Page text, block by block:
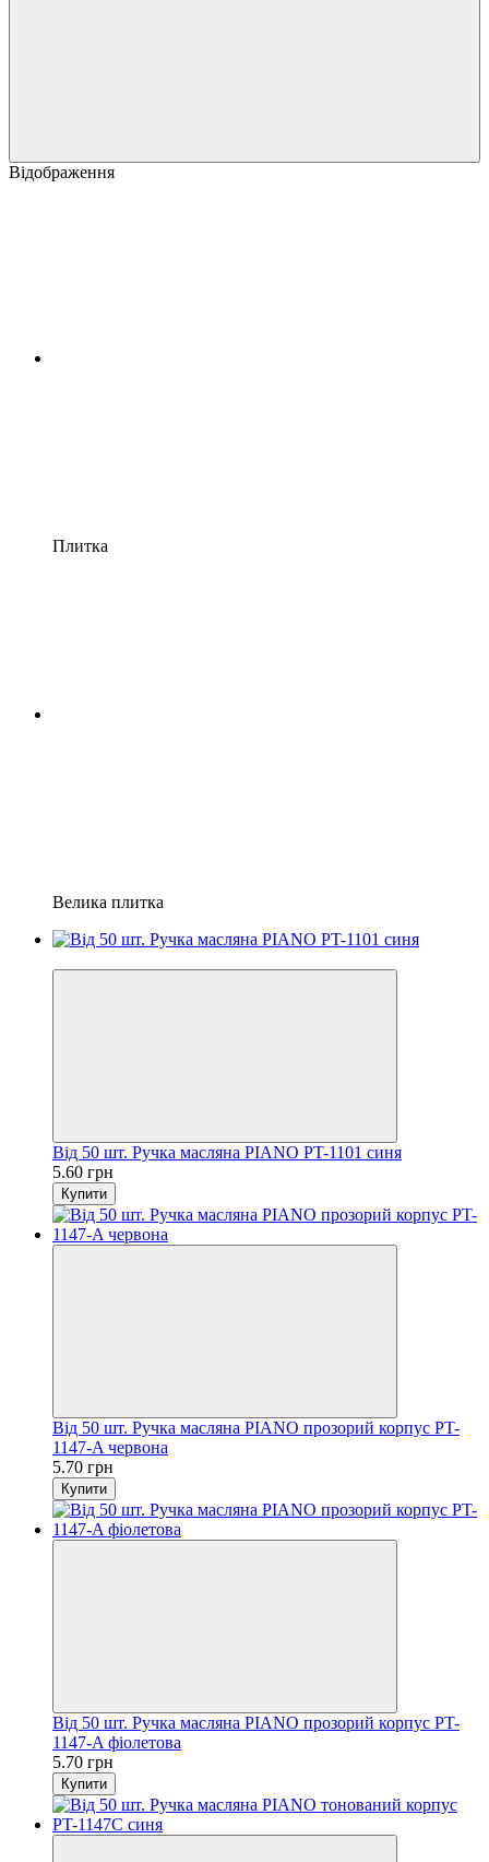
Відображення
Плитка
Велика плитка
Від 50 шт. Ручка масляна PIANO PT-1101 синя
5.60 грн
Купити
Від 50 шт. Ручка масляна PIANO прозорий корпус PT-
1147-A червона
5.70 грн
Купити
Від 50 шт. Ручка масляна PIANO прозорий корпус PT-
1147-A фіолетова
5.70 грн
Купити